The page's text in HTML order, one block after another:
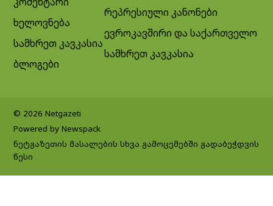
ხელოვნება
სამხრეთ კავკასია
ბლოგები
რეპრესიული კანონები
ევროკავშირი და საქართველო
სამხრეთ კავკასია
© 2026 Netgazeti
Powered by Newspack
ნეტგაზეთის მასალების სხვა გამოცემებში გადაბეჭდვის
წესი